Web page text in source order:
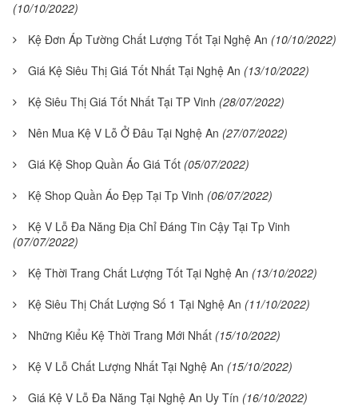
(10/10/2022)
Kệ Đơn Áp Tường Chất Lượng Tốt Tại Nghệ An (10/10/2022)
Giá Kệ Siêu Thị Giá Tốt Nhất Tại Nghệ An (13/10/2022)
Kệ Siêu Thị Giá Tốt Nhất Tại TP Vinh (28/07/2022)
Nên Mua Kệ V Lỗ Ở Đâu Tại Nghệ An (27/07/2022)
Giá Kệ Shop Quần Áo Giá Tốt (05/07/2022)
Kệ Shop Quần Áo Đẹp Tại Tp Vinh (06/07/2022)
Kệ V Lỗ Đa Năng Địa Chỉ Đáng Tin Cậy Tại Tp Vinh
(07/07/2022)
Kệ Thời Trang Chất Lượng Tốt Tại Nghệ An (13/10/2022)
Kệ Siêu Thị Chất Lượng Số 1 Tại Nghệ An (11/10/2022)
Những Kiểu Kệ Thời Trang Mới Nhất (15/10/2022)
Kệ V Lỗ Chất Lượng Nhất Tại Nghệ An (15/10/2022)
Giá Kệ V Lỗ Đa Năng Tại Nghệ An Uy Tín (16/10/2022)